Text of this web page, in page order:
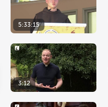
5:33:15
3:12